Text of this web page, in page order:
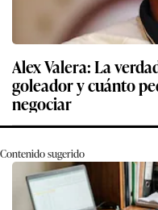
Alex Valera: La
goleador y cuánto
negociar
Contenido sugerido